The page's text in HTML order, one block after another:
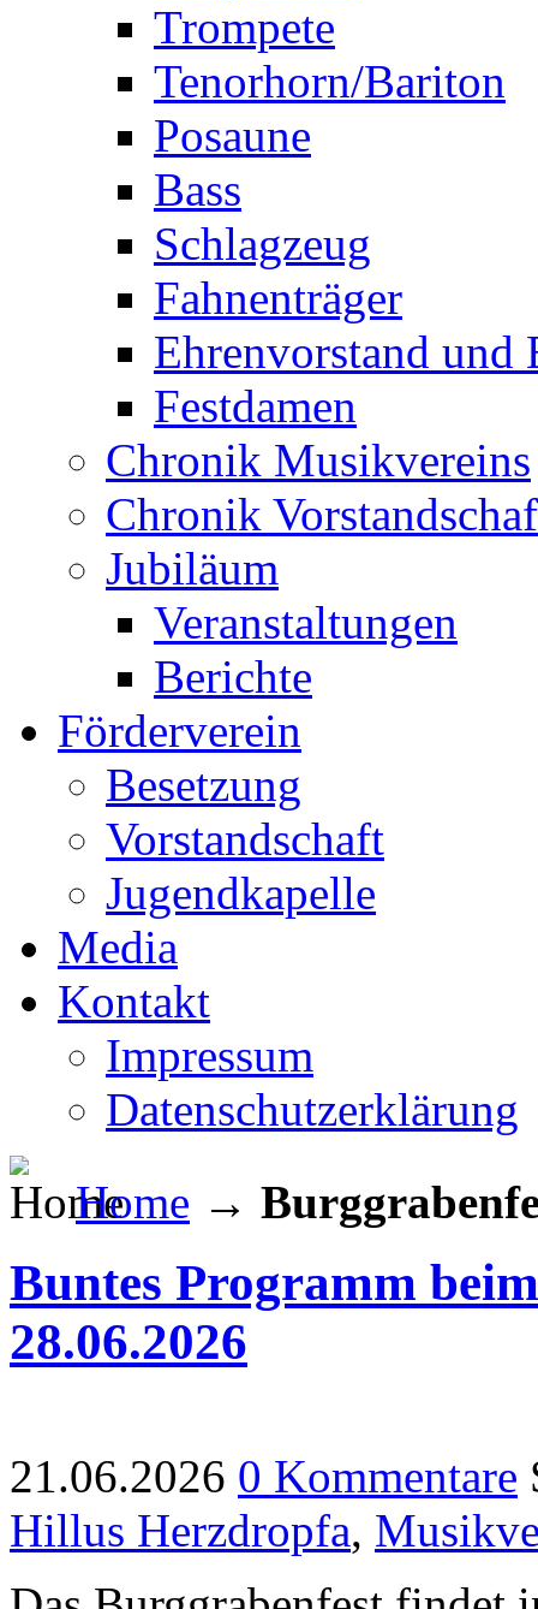
Trompete
Tenorhorn/Bariton
Posaune
Bass
Schlagzeug
Fahnenträger
Ehrenvorstand und
Festdamen
Chronik Musikvereins
Chronik
Jubiläum
Veranstaltungen
Berichte
Förderverein
Besetzung
Vorstandschaft
Jugendkapelle
Media
Kontakt
Impressum
Datenschutzerklärung
Home →
Buntes Programm
28.06.2026
21.06.2026 0 Kommentare
Hillus Herzdropfa,